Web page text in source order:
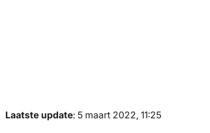
Laatste update: 5 maart 2022, 11:25